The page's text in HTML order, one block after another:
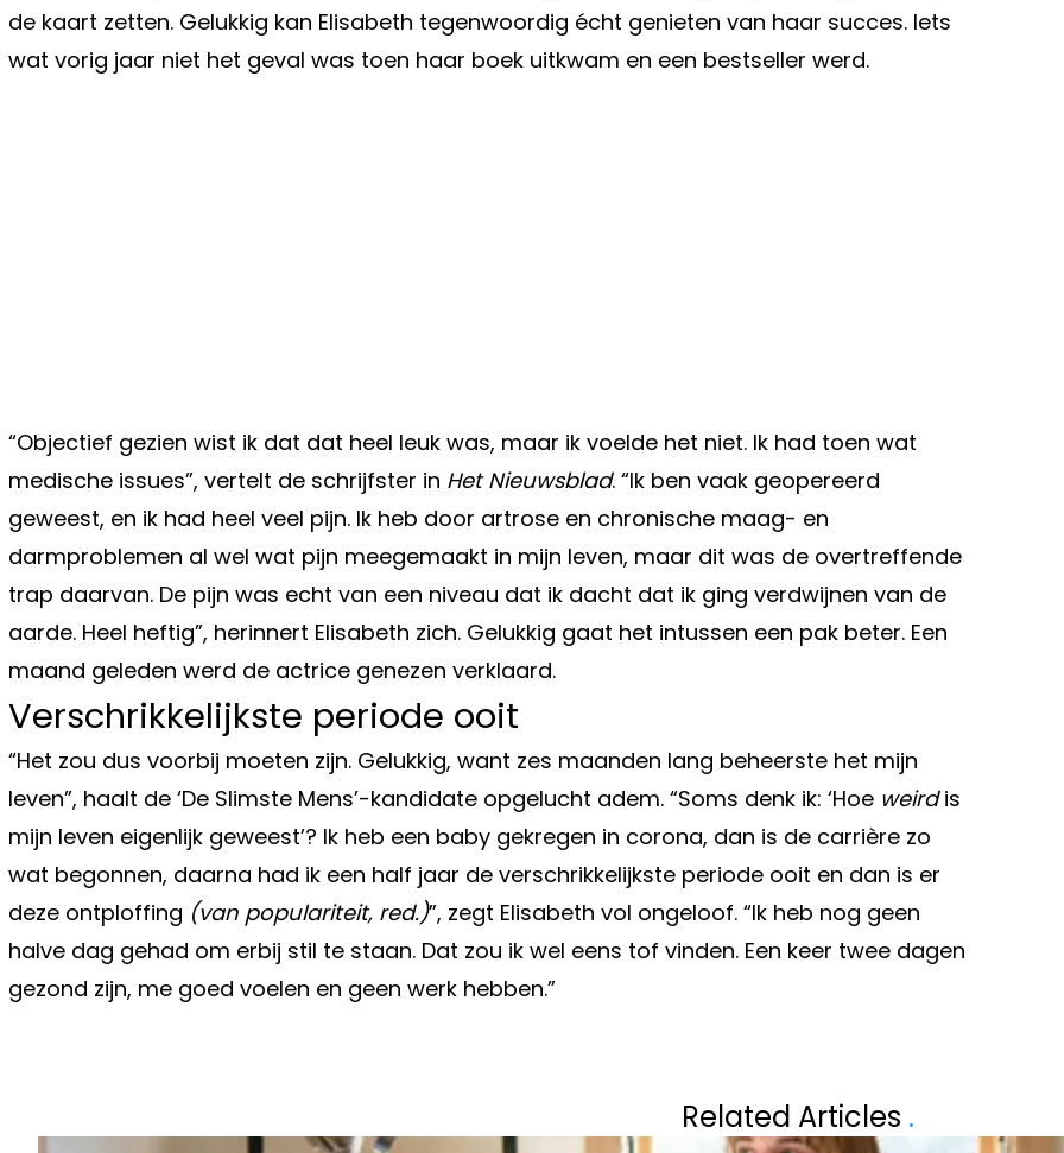
de kaart zetten. Gelukkig kan Elisabeth tegenwoordig écht genieten van haar succes. Iets
wat vorig jaar niet het geval was toen haar boek uitkwam en een bestseller werd.
“Objectief gezien wist ik dat dat heel leuk was, maar ik voelde het niet. Ik had toen wat
medische issues”, vertelt de schrijfster in Het Nieuwsblad. “Ik ben vaak geopereerd
geweest, en ik had heel veel pijn. Ik heb door artrose en chronische maag- en
darmproblemen al wel wat pijn meegemaakt in mijn leven, maar dit was de overtreffende
trap daarvan. De pijn was echt van een niveau dat ik dacht dat ik ging verdwijnen van de
aarde. Heel heftig”, herinnert Elisabeth zich. Gelukkig gaat het intussen een pak beter. Een
maand geleden werd de actrice genezen verklaard.
Verschrikkelijkste periode ooit
“Het zou dus voorbij moeten zijn. Gelukkig, want zes maanden lang beheerste het mijn
leven”, haalt de ‘De Slimste Mens’-kandidate opgelucht adem. “Soms denk ik: ‘Hoe weirdis
mijn leven eigenlijk geweest’? Ik heb een baby gekregen in corona, dan is de carrière zo
wat begonnen, daarna had ik een half jaar de verschrikkelijkste periode ooit en dan is er
deze ontploffing (van populariteit, red.)”, zegt Elisabeth vol ongeloof. “Ik heb nog geen
halve dag gehad om erbij stil te staan. Dat zou ik wel eens tof vinden. Een keer twee dagen
gezond zijn, me goed voelen en geen werk hebben.”
VANTHOURENHOUT VERRAST HEEL BELGIË
PETER
BELGISCHE
Related Articles .